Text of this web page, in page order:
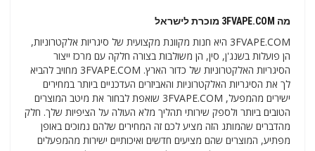
מה 3FVAPE.COM מוכרת לישראל
3FVAPE.COM היא חנות מקוונת מקצועית של סיגריות אלקטרוניות,
הן פועלות בשנג'ן, סין, הן משולבות בצורה חלקה עם מרכז ייצור
הסיגריות האלקטרוניות של כדור הארץ. 3FVAPE.COM מחויב להביא
לך את הסיגריות האלקטרוניות והאביזרים העדכניים ביותר במחירים
ישירים מהמפעל, 3FVAPE.COM שואפת לבחור את מיטב המוצרים
הטובים ביותר ולספק שירותי תהליך מלא העולה על הציפיות שלך. חלק
מהדברים שהמותג הזה מציע לכם זה המחירים שלהם נמוכים באופן
מפתיע, המוצרים שהם מציעים חדשים ואיכותיים ישירות מהמפעלים